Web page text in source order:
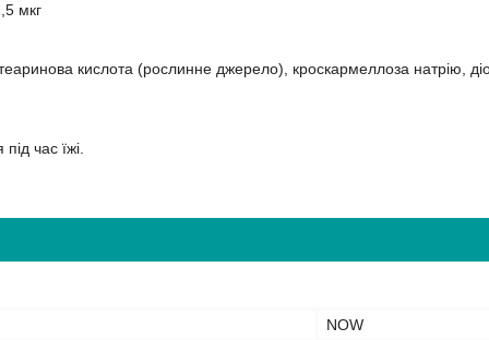
мкг
кислота (рослинне джерело), кроскармеллоза натрію,
час їжі.
NOW